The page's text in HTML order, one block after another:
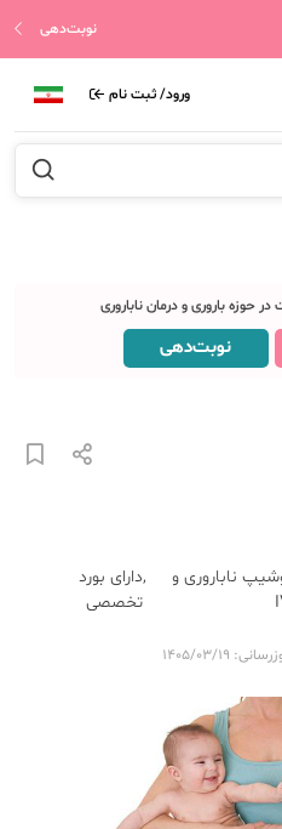
نوبت‌دهی
ورود/ ثبت نام
حوزه باروری و درمان ناباروری
نوبت‌دهی
ناباروری و
دارای بورد
تخصصی
۱۴۰۵/۰۳/۱۹